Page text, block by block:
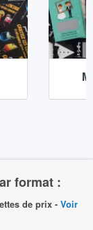
format :
de prix - Voir